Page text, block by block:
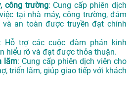
công trường: Cung cấp phiên dịch
tại nhà máy, công trường, đảm
an toàn được truyền đạt chính
Hỗ trợ các cuộc đàm phán kinh
hiểu rõ và đạt được thỏa thuận.
lãm: Cung cấp phiên dịch viên cho
triển lãm, giúp giao tiếp với khách